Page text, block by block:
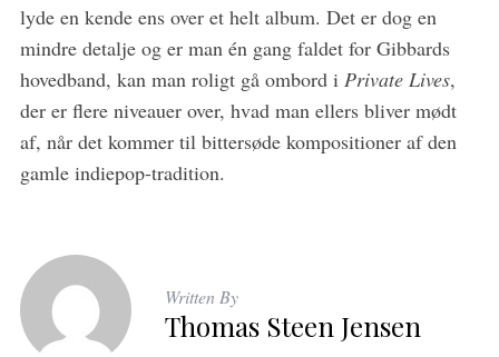
lyde en kende ens over et helt album. Det er dog en
mindre detalje og er man én gang faldet for Gibbards
hovedband, kan man roligt gå ombord i Private Lives,
der er flere niveauer over, hvad man ellers bliver mødt
af, når det kommer til bittersøde kompositioner af den
gamle indiepop-tradition.
Written By
Thomas Steen Jensen